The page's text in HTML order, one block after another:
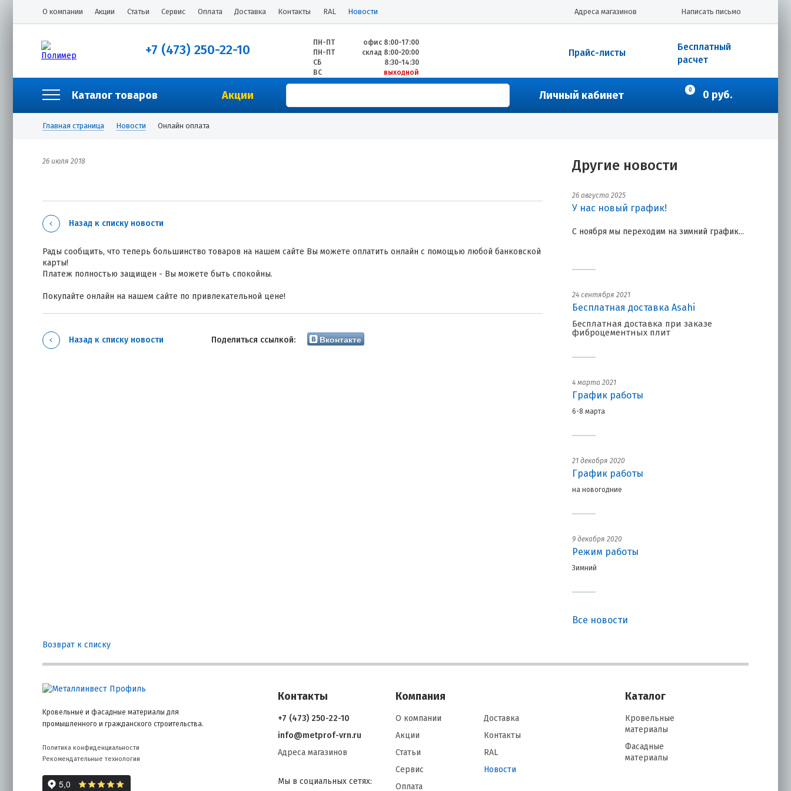
О компании Акции Статьи Сервис Оплата Доставка Контакты RAL Новости Написать письмо
Адреса магазинов
+7 (473) 250-22-10 ПН-ПТ
офис 8:00-17:00
ПН-ПТ
склад 8:00-20:00
СБ
8:30-14:30
ВС
выходной
Бесплатный
расчет
Прайс-листы
Каталог товаров Акции Личный кабинет 0 0 руб.
Главная страница Новости Онлайн оплата
26 июля 2018
Назад к списку новости
Рады сообщить, что теперь большинство товаров на нашем сайте Вы можете оплатить онлайн с помощью любой банковской
карты!
Платеж полностью защищен - Вы можете быть спокойны.
Покупайте онлайн на нашем сайте по привлекательной цене!
Назад к списку новости Вконтакте
Поделиться ссылкой:
Другие новости
26 августа 2025
У нас новый график!
С ноября мы переходим на зимний график...
24 сентября 2021
Бесплатная доставка Asahi
Бесплатная доставка при заказе
фиброцементных плит
4 марта 2021
График работы
6-8 марта
21 декабря 2020
График работы
на новогодние
9 декабря 2020
Режим работы
Зимний
Все новости
Возврат к списку
Кровельные и фасадные материалы для
промышленного и гражданского строительства.
Политика конфиденциальности
Рекомендательные технологии
Контакты
+7 (473) 250-22-10
info@metprof-vrn.ru
Адреса магазинов
Мы в социальных сетях:
Компания
О компании
Акции
Статьи
Сервис
Оплата
Доставка
Контакты
RAL
Новости
Каталог
Кровельные
материалы
Фасадные
материалы